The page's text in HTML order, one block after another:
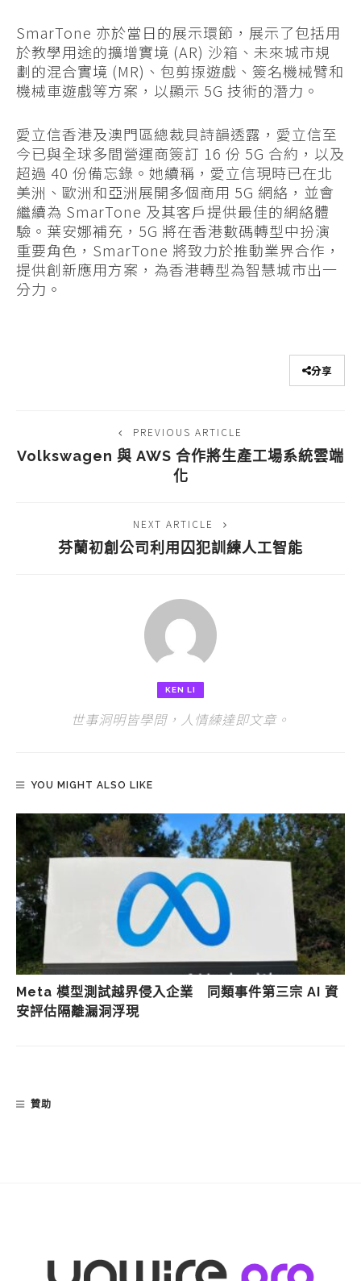
SmarTone 亦於當日的展示環節，展示了包括用
於教學用途的擴增實境 (AR) 沙箱、未來城市規
劃的混合實境 (MR)、包剪揼遊戲、簽名機械臂和
機械車遊戲等方案，以顯示 5G 技術的潛力。
愛立信香港及澳門區總裁貝詩韻透露，愛立信至
今已與全球多間營運商簽訂 16 份 5G 合約，以及
超過 40 份備忘錄。她續稱，愛立信現時已在北
美洲、歐洲和亞洲展開多個商用 5G 網絡，並會
繼續為 SmarTone 及其客戶提供最佳的網絡體
驗。葉安娜補充，5G 將在香港數碼轉型中扮演
重要角色，SmarTone 將致力於推動業界合作，
提供創新應用方案，為香港轉型為智慧城市出一
分力。
分享
PREVIOUS ARTICLE
Volkswagen 與 AWS 合作將生產工場系統雲端
化
NEXT ARTICLE
芬蘭初創公司利用囚犯訓練人工智能
KEN LI
世事洞明皆學問，人情練達即文章。
YOU MIGHT ALSO LIKE
Meta 模型測試越界侵入企業 同類事件第三宗 AI 資
安評估隔離漏洞浮現
贊助